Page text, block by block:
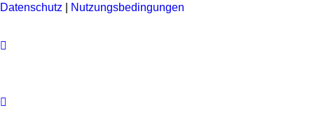
Datenschutz
Nutzungsbedingungen